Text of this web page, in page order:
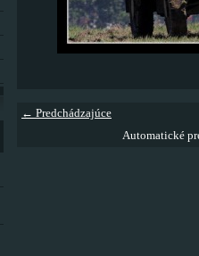
← Predchádzajúce
Automatické